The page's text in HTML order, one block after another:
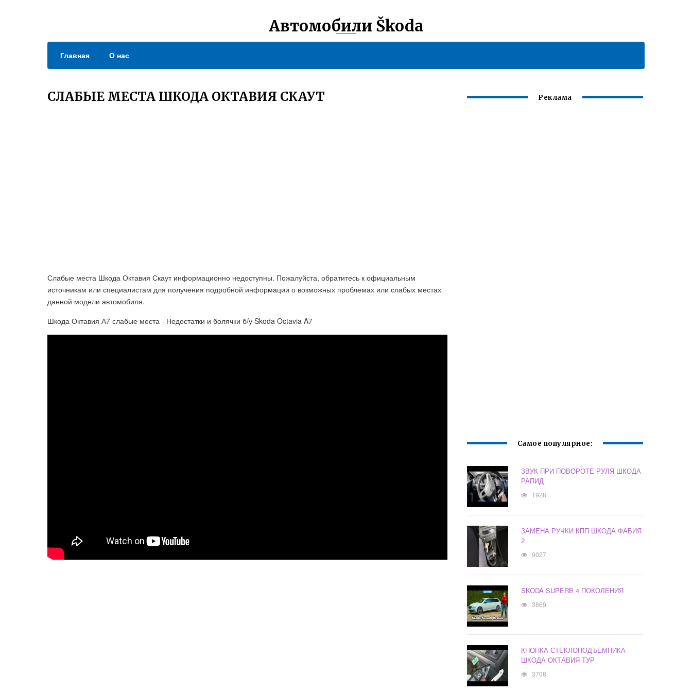
Автомобили Škoda
Главная О нас
СЛАБЫЕ МЕСТА ШКОДА ОКТАВИЯ СКАУТ
Слабые места Шкода Октавия Скаут информационно недоступны. Пожалуйста, обратитесь к официальным
источникам или специалистам для получения подробной информации о возможных проблемах или слабых местах
данной модели автомобиля.
Шкода Октавия А7 слабые места - Недостатки и болячки б/у Skoda Octavia A7
Реклама
Самое популярное:
ЗВУК ПРИ ПОВОРОТЕ РУЛЯ ШКОДА
РАПИД
1928
ЗАМЕНА РУЧКИ КПП ШКОДА ФАБИЯ
2
9027
SKODA SUPERB 4 ПОКОЛЕНИЯ
3869
КНОПКА СТЕКЛОПОДЪЕМНИКА
ШКОДА ОКТАВИЯ ТУР
3708